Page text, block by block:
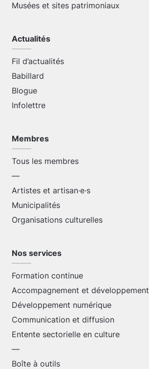
Musées et sites patrimoniaux
Actualités
Fil d’actualités
Babillard
Blogue
Infolettre
Membres
Tous les membres
—
Artistes et artisan·e·s
Municipalités
Organisations culturelles
Nos services
Formation continue
Accompagnement et développement
Développement numérique
Communication et diffusion
Entente sectorielle en culture
—
Boîte à outils